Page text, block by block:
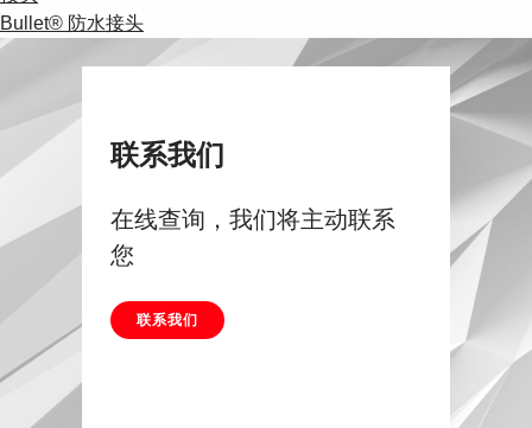
Bullet® 防水接头
联系我们
在线查询，我们将主动联系
您
联系我们